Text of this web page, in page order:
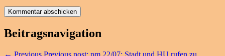
Beitragsnavigation
← Previous Previous post: pm 22/07: Stadt und HU rufen zu